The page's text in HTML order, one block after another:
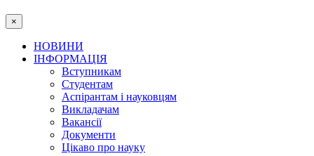
×
НОВИНИ
ІНФОРМАЦІЯ
Вступникам
Студентам
Аспірантам і науковцям
Викладачам
Вакансії
Документи
Цікаво про науку